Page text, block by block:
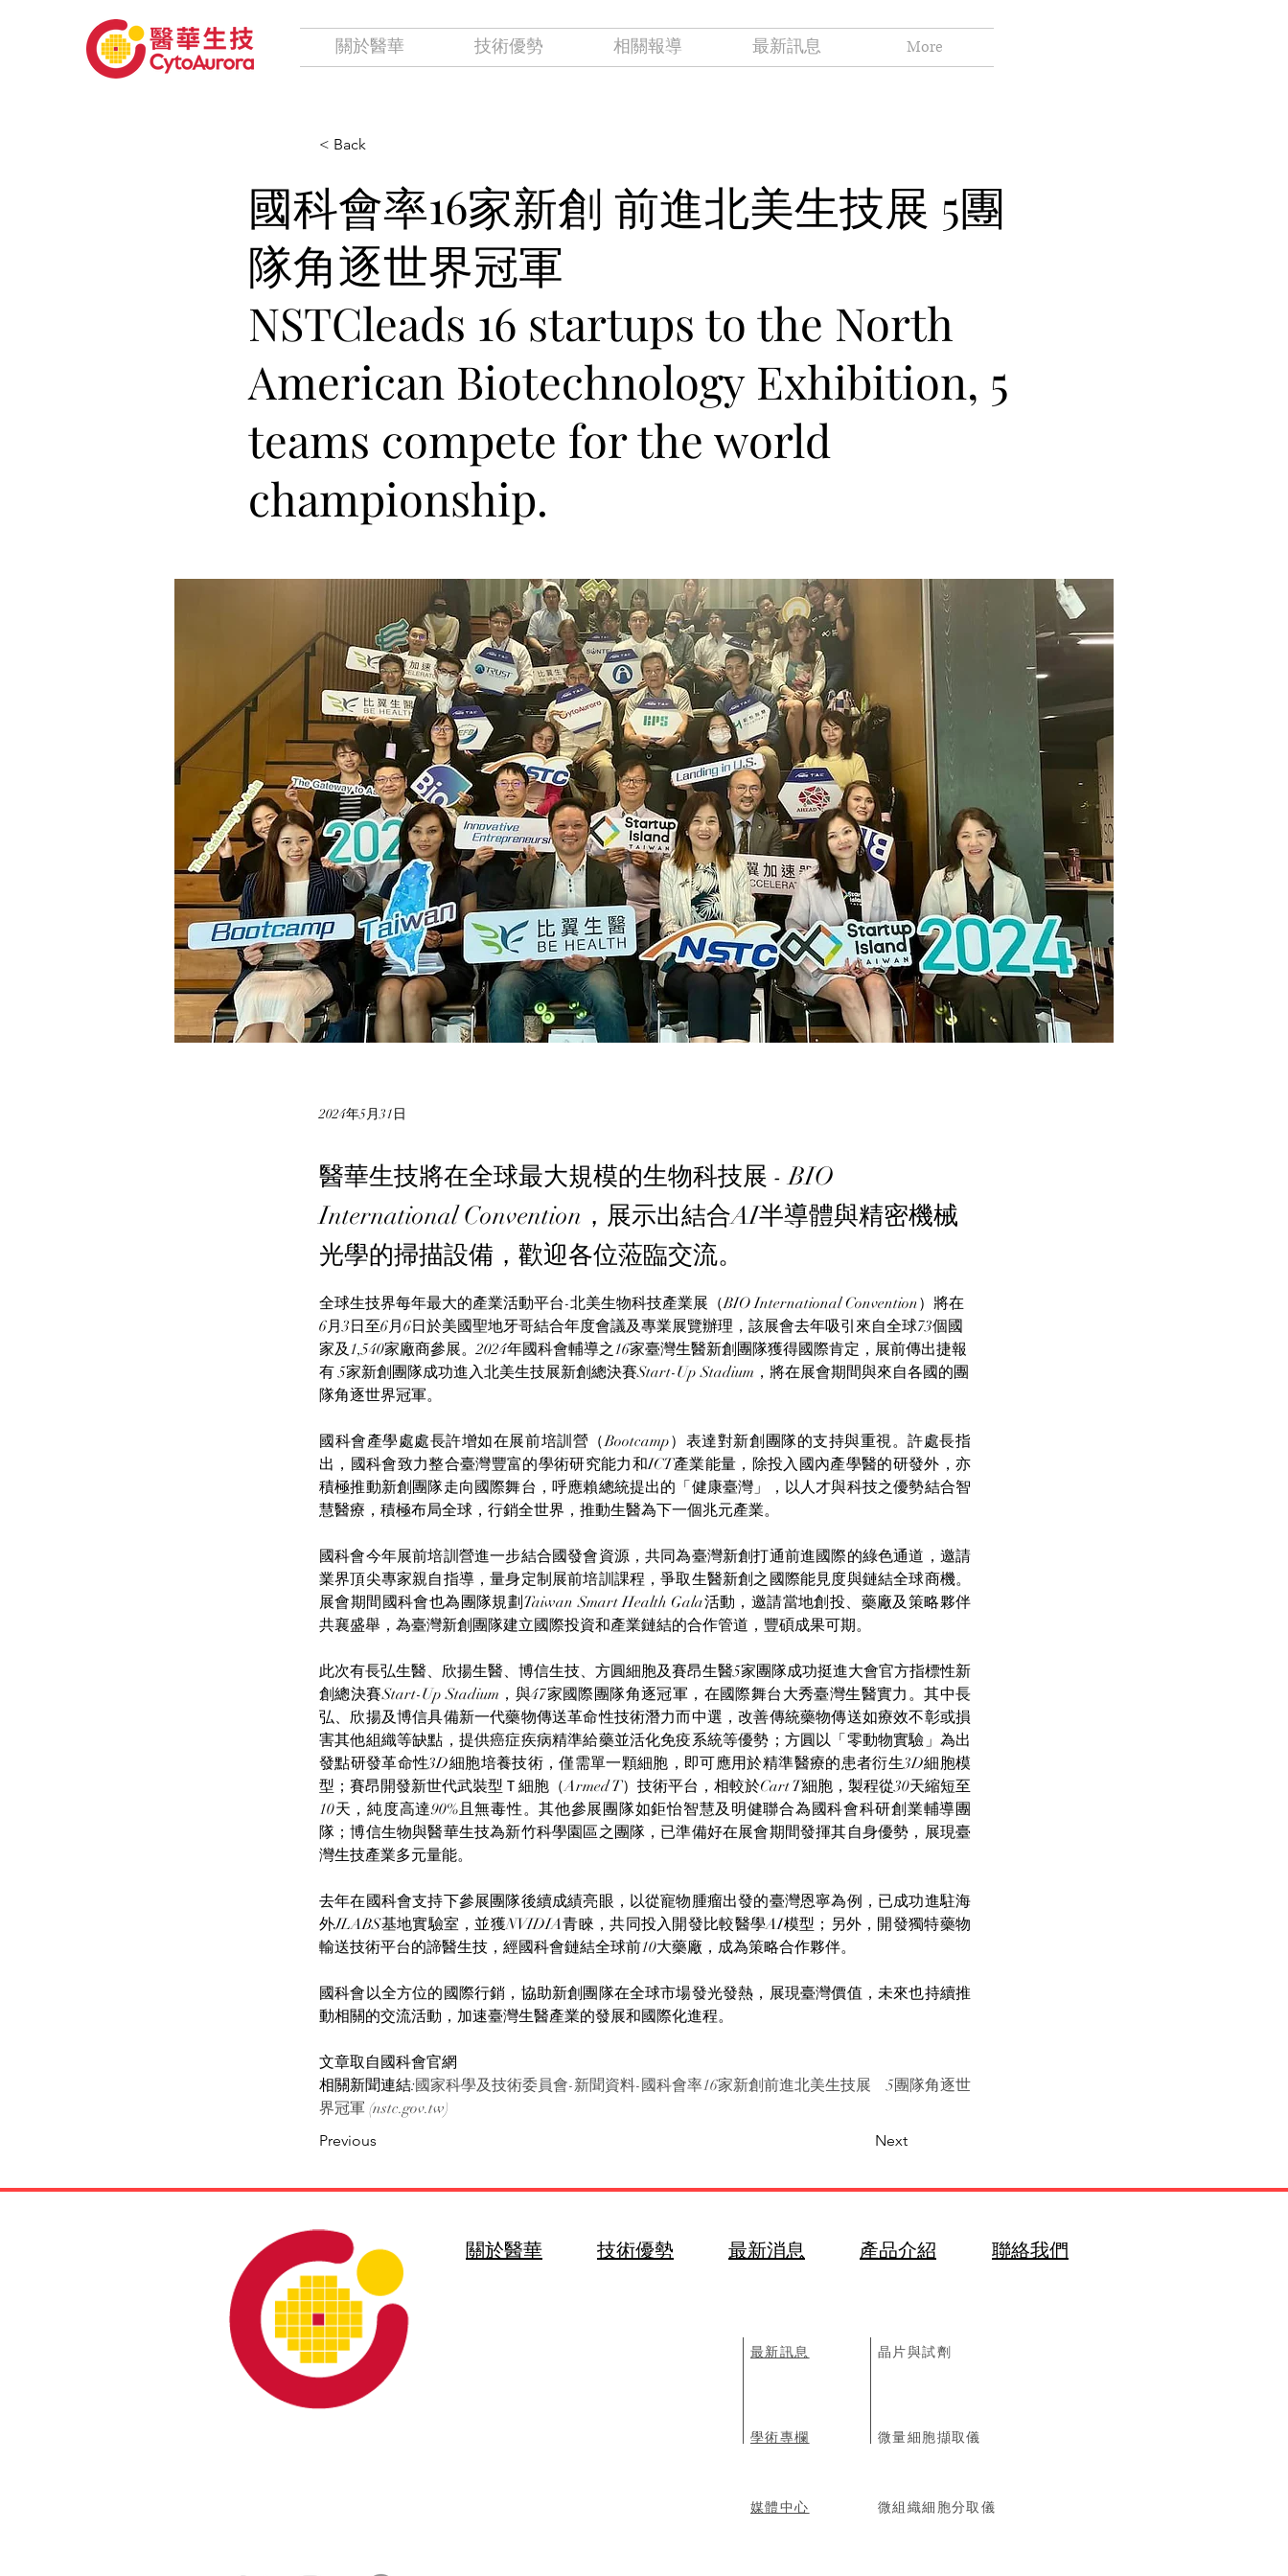
關於醫華 技術優勢 相關報導 最新訊息 More
< Back
國科會率16家新創 前進北美生技展 5團
隊角逐世界冠軍
NSTCleads 16 startups to the North
American Biotechnology Exhibition, 5
teams compete for the world
championship.
2024年5月31日
醫華生技將在全球最大規模的生物科技展 - BIO
International Convention，展示出結合AI半導體與精密機械
光學的掃描設備，歡迎各位蒞臨交流。
全球生技界每年最大的產業活動平台-北美生物科技產業展（BIO International Convention）將在
6月3日至6月6日於美國聖地牙哥結合年度會議及專業展覽辦理，該展會去年吸引來自全球73個國
家及1,540家廠商參展。2024年國科會輔導之16家臺灣生醫新創團隊獲得國際肯定，展前傳出捷報
有 5家新創團隊成功進入北美生技展新創總決賽Start-Up Stadium，將在展會期間與來自各國的團
隊角逐世界冠軍。
國科會產學處處長許增如在展前培訓營（Bootcamp）表達對新創團隊的支持與重視。許處長指
出，國科會致力整合臺灣豐富的學術研究能力和ICT產業能量，除投入國內產學醫的研發外，亦
積極推動新創團隊走向國際舞台，呼應賴總統提出的「健康臺灣」，以人才與科技之優勢結合智
慧醫療，積極布局全球，行銷全世界，推動生醫為下一個兆元產業。
國科會今年展前培訓營進一步結合國發會資源，共同為臺灣新創打通前進國際的綠色通道，邀請
業界頂尖專家親自指導，量身定制展前培訓課程，爭取生醫新創之國際能見度與鏈結全球商機。
展會期間國科會也為團隊規劃Taiwan Smart Health Gala活動，邀請當地創投、藥廠及策略夥伴
共襄盛舉，為臺灣新創團隊建立國際投資和產業鏈結的合作管道，豐碩成果可期。
此次有長弘生醫、欣揚生醫、博信生技、方圓細胞及賽昂生醫5家團隊成功挺進大會官方指標性新
創總決賽Start-Up Stadium，與47家國際團隊角逐冠軍，在國際舞台大秀臺灣生醫實力。其中長
弘、欣揚及博信具備新一代藥物傳送革命性技術潛力而中選，改善傳統藥物傳送如療效不彰或損
害其他組織等缺點，提供癌症疾病精準給藥並活化免疫系統等優勢；方圓以「零動物實驗」為出
發點研發革命性3D細胞培養技術，僅需單一顆細胞，即可應用於精準醫療的患者衍生3D細胞模
型；賽昂開發新世代武裝型Ｔ細胞（Armed T）技術平台，相較於Cart T細胞，製程從30天縮短至
10天，純度高達90%且無毒性。其他參展團隊如鉅怡智慧及明健聯合為國科會科研創業輔導團
隊；博信生物與醫華生技為新竹科學園區之團隊，已準備好在展會期間發揮其自身優勢，展現臺
灣生技產業多元量能。
去年在國科會支持下參展團隊後續成績亮眼，以從寵物腫瘤出發的臺灣恩寧為例，已成功進駐海
外JLABS基地實驗室，並獲NVIDIA青睞，共同投入開發比較醫學AI模型；另外，開發獨特藥物
輸送技術平台的諦醫生技，經國科會鏈結全球前10大藥廠，成為策略合作夥伴。
國科會以全方位的國際行銷，協助新創團隊在全球市場發光發熱，展現臺灣價值，未來也持續推
動相關的交流活動，加速臺灣生醫產業的發展和國際化進程。
文章取自國科會官網
相關新聞連結:國家科學及技術委員會-新聞資料-國科會率16家新創前進北美生技展　5團隊角逐世
界冠軍 (nstc.gov.tw)
Previous Next
關於醫華 技術優勢 最新消息 產品介紹 聯絡我們
最新訊息
​學術專欄
​晶片與試劑
微量細胞擷取儀
媒體中心 微組織細胞分取儀